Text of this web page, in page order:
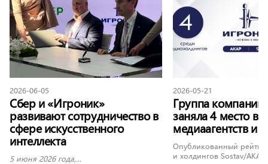
2026-06-05
Сбер и «Игроник»
развивают сотрудничество в
сфере искусственного
интеллекта
5 июня 2026 года,...
2026-05-21
Группа компаний
заняла 4 место в
медиаагентств и
Опубликованный
и холдингов Sostav/АКАР